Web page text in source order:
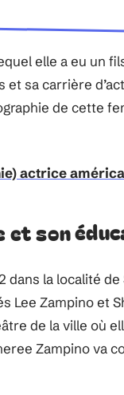
elle a eu un
sa carrière
de cette
actrice
et son
dans la localité
Lee Zampino et
de la ville où
Zampino va